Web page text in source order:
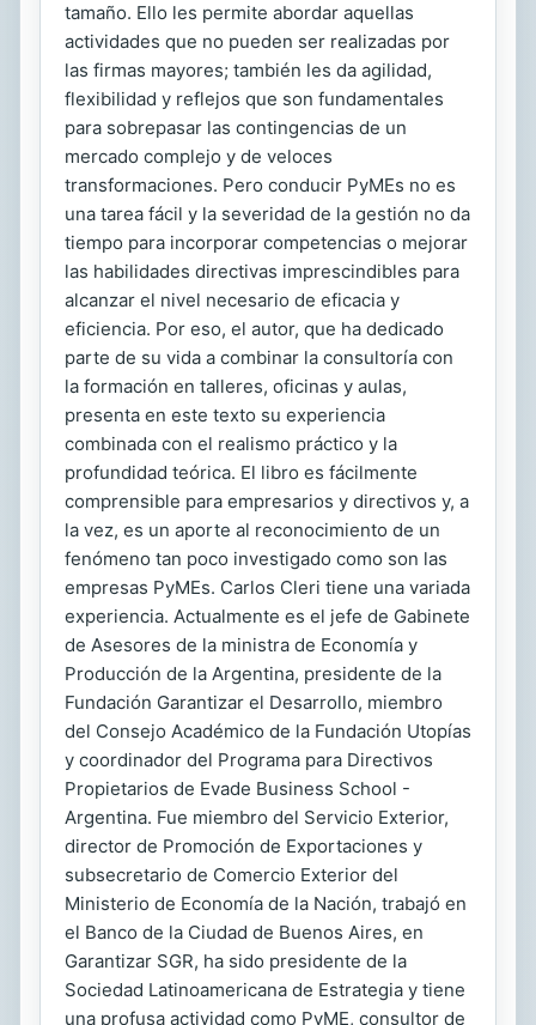
tamaño. Ello les permite abordar aquellas
actividades que no pueden ser realizadas por
las firmas mayores; también les da agilidad,
flexibilidad y reflejos que son fundamentales
para sobrepasar las contingencias de un
mercado complejo y de veloces
transformaciones. Pero conducir PyMEs no es
una tarea fácil y la severidad de la gestión no da
tiempo para incorporar competencias o mejorar
las habilidades directivas imprescindibles para
alcanzar el nivel necesario de eficacia y
eficiencia. Por eso, el autor, que ha dedicado
parte de su vida a combinar la consultoría con
la formación en talleres, oficinas y aulas,
presenta en este texto su experiencia
combinada con el realismo práctico y la
profundidad teórica. El libro es fácilmente
comprensible para empresarios y directivos y, a
la vez, es un aporte al reconocimiento de un
fenómeno tan poco investigado como son las
empresas PyMEs. Carlos Cleri tiene una variada
experiencia. Actualmente es el jefe de Gabinete
de Asesores de la ministra de Economía y
Producción de la Argentina, presidente de la
Fundación Garantizar el Desarrollo, miembro
del Consejo Académico de la Fundación Utopías
y coordinador del Programa para Directivos
Propietarios de Evade Business School -
Argentina. Fue miembro del Servicio Exterior,
director de Promoción de Exportaciones y
subsecretario de Comercio Exterior del
Ministerio de Economía de la Nación, trabajó en
el Banco de la Ciudad de Buenos Aires, en
Garantizar SGR, ha sido presidente de la
Sociedad Latinoamericana de Estrategia y tiene
una profusa actividad como PyME, consultor de